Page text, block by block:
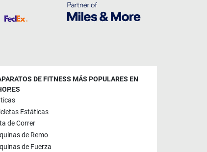
DE FITNESS MÁS POPULARES EN
Estáticas
de Correr
de Remo
de Fuerza